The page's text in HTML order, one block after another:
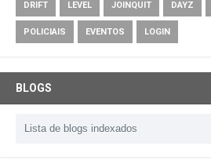
DRIFT LEVEL JOINQUIT DAYZ
POLICIAIS EVENTOS LOGIN
BLOGS